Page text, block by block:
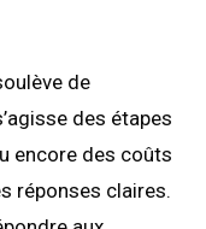
de
des étapes
encore des coûts
réponses claires.